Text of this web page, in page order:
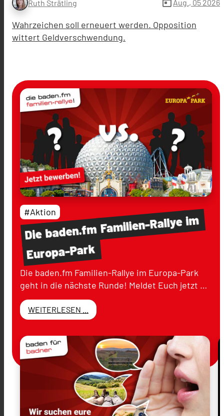
Ruth Strätling today Aug., 05 2026
Wahrzeichen soll erneuert werden. Opposition
wittert Geldverschwendung.
Diebaden.fmFamilien-Rallyeim
Europa-Park
#Aktion
Die baden.fm Familien-Rallye im Europa-Park
geht in die nächste Runde! Meldet Euch jetzt …
WEITERLESEN ...